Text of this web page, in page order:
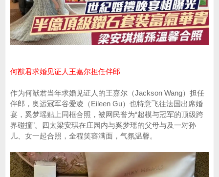
何猷君求婚见证人王嘉尔担任伴郎
作为何猷君当年求婚见证人的王嘉尔（Jackson Wang）担任
伴郎，奥运冠军谷爱凌（Eileen Gu）也特意飞往法国出席婚
宴，奚梦瑶贴上同框合照，被网民誉为“超模与冠军的顶级跨
界碰撞”。四太梁安琪在庄园内与奚梦瑶的父母与及一对孙
儿、女一起合照，全程笑容满面，气氛温馨。